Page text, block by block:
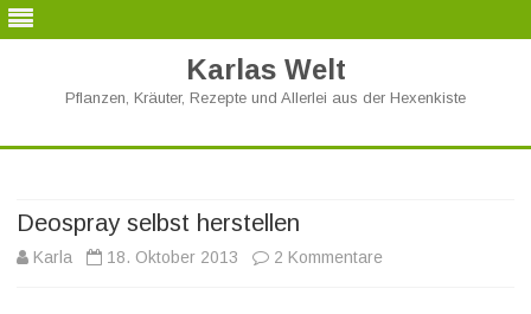
Karlas Welt
Pflanzen, Kräuter, Rezepte und Allerlei aus der Hexenkiste
Deospray selbst herstellen
Karla 18. Oktober 2013 2 Kommentare